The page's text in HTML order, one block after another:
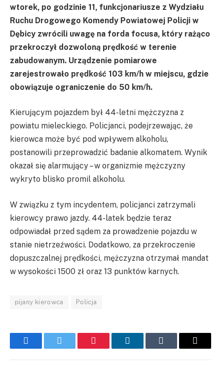
wtorek, po godzinie 11, funkcjonariusze z Wydziału
Ruchu Drogowego Komendy Powiatowej Policji w
Dębicy zwrócili uwagę na forda focusa, który rażąco
przekroczył dozwoloną prędkość w terenie
zabudowanym. Urządzenie pomiarowe
zarejestrowało prędkość 103 km/h w miejscu, gdzie
obowiązuje ograniczenie do 50 km/h.
Kierującym pojazdem był 44-letni mężczyzna z
powiatu mieleckiego. Policjanci, podejrzewając, że
kierowca może być pod wpływem alkoholu,
postanowili przeprowadzić badanie alkomatem. Wynik
okazał się alarmujący – w organizmie mężczyzny
wykryto blisko promil alkoholu.
W związku z tym incydentem, policjanci zatrzymali
kierowcy prawo jazdy. 44-latek będzie teraz
odpowiadał przed sądem za prowadzenie pojazdu w
stanie nietrzeźwości. Dodatkowo, za przekroczenie
dopuszczalnej prędkości, mężczyzna otrzymał mandat
w wysokości 1500 zł oraz 13 punktów karnych.
pijany kierowca Policja
FacebookTwitter Pinterest LinkedInTumblr Email